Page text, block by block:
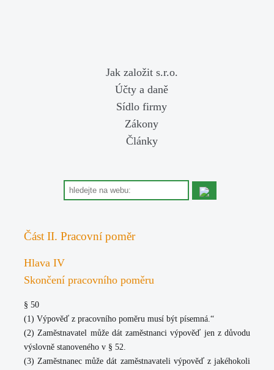
Jak založit s.r.o.
Účty a daně
Sídlo firmy
Zákony
Články
Část II. Pracovní poměr
Hlava IV
Skončení pracovního poměru
§ 50
(1) Výpověď z pracovního poměru musí být písemná.“
(2) Zaměstnavatel může dát zaměstnanci výpověď jen z důvodu
výslovně stanoveného v § 52.
(3) Zaměstnanec může dát zaměstnavateli výpověď z jakéhokoli